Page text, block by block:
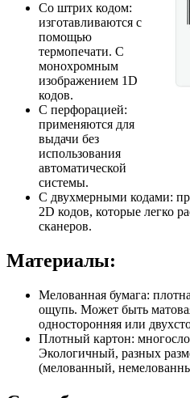
Со штрих кодом:
изготавливаются с
помощью
термопечати. С
монохромным
изображением 1D
кодов.
С перфорацией:
применяются для
выдачи без
использования
автоматической
системы.
С двухмерными кодами:
2D кодов, которые легко
сканеров.
Материалы:
Мелованная бумага:
ощупь. Может быть
односторонняя или
Плотный картон:
Экологичный, разных
(мелованный,